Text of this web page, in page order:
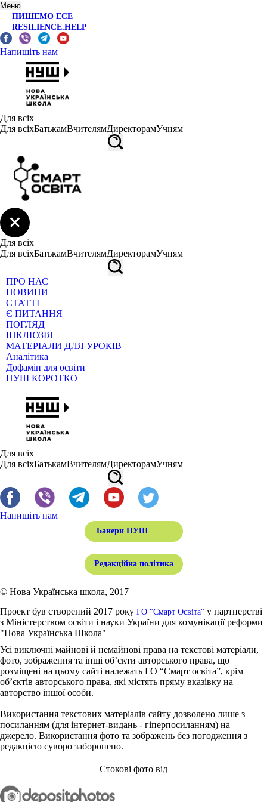
Меню
ПИШЕМО ЕСЕ
RESILIENCE.HELP
Напишіть нам
Для всіх
Для всіхБатькамВчителямДиректорамУчням
Для всіх
Для всіхБатькамВчителямДиректорамУчням
ПРО НАС
НОВИНИ
СТАТТІ
Є ПИТАННЯ
ПОГЛЯД
ІНКЛЮЗІЯ
МАТЕРІАЛИ ДЛЯ УРОКІВ
Аналітика
Дофамін для освіти
НУШ КОРОТКО
Для всіх
Для всіхБатькамВчителямДиректорамУчням
Напишіть нам
Банери НУШ
Редакційна політика
© Нова Українська школа, 2017
Проект був створений 2017 року ГО "Смарт Освіта" у партнерстві
з Міністерством освіти і науки України для комунікації реформи
"Нова Українська Школа"
Усі виключні майнові й немайнові права на текстові матеріали,
фото, зображення та інші об’єкти авторського права, що
розміщені на цьому сайті належать ГО “Смарт освіта”, крім
об’єктів авторського права, які містять пряму вказівку на
авторство іншої особи.
Використання текстових матеріалів сайту дозволено лише з
посиланням (для інтернет-видань - гіперпосиланням) на
джерело. Використання фото та зображень без погодження з
редакцією суворо заборонено.
Стокові фото від